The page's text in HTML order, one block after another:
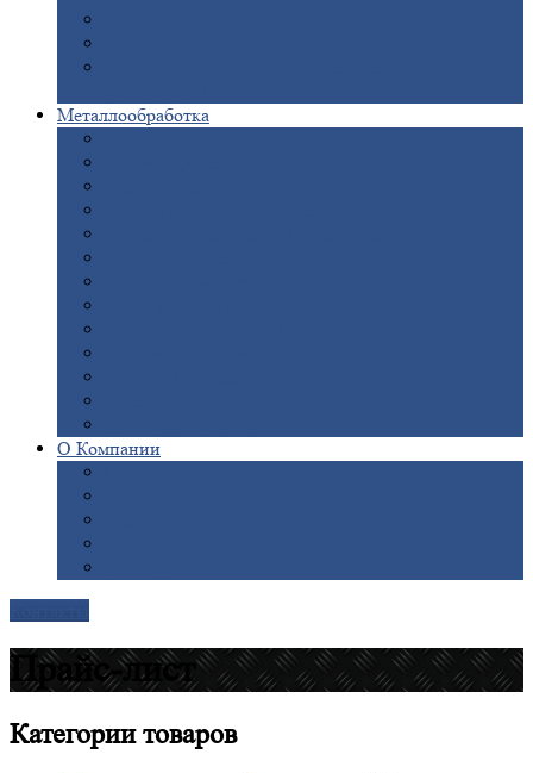
Металлообработка
О Компании
Прайс-лист
Категориитоваров